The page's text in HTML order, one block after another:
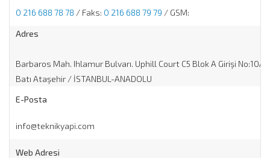
0 216 688 78 78 / Faks: 0 216 688 79 79 / GSM:
Adres
Barbaros Mah. Ihlamur Bulvarı. Uphill Court C5 Blok A Girişi No:10A
Batı Ataşehir / İSTANBUL-ANADOLU
E-Posta
info@teknikyapi.com
Web Adresi